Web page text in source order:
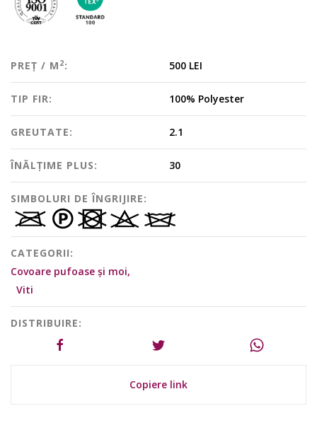
PREȚ / M 2: 500 LEI
TIP FIR: 100% Polyester
GREUTATE: 2.1
ÎNĂLȚIME PLUS: 30
SIMBOLURI DE ÎNGRIJIRE:
CATEGORII:
Covoare pufoase și moi,
Viti
DISTRIBUIRE:
Copiere link